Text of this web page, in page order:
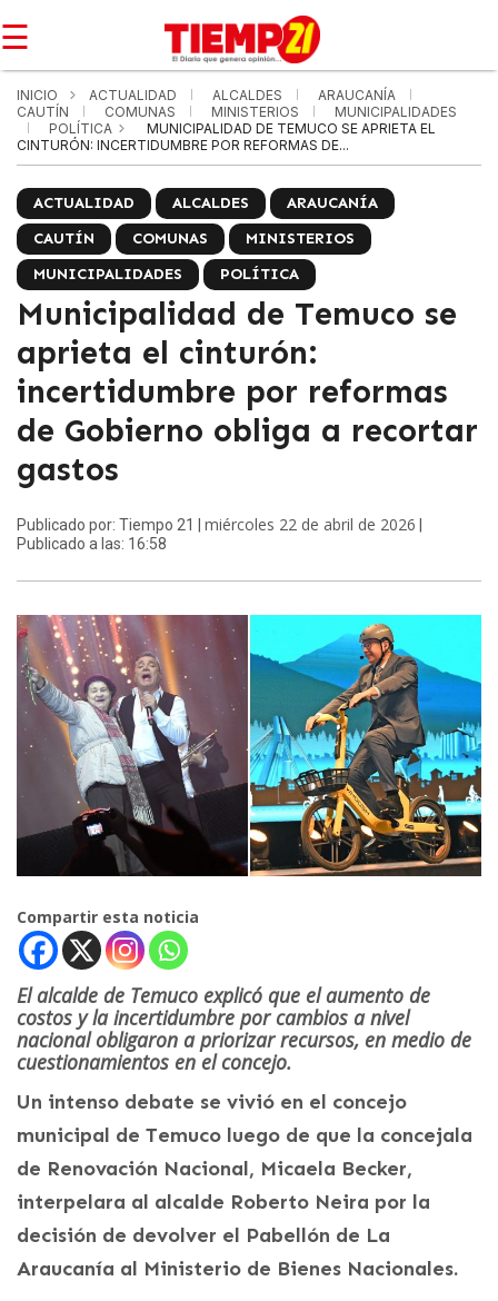
☰
INICIO ACTUALIDAD ALCALDES
ARAUCANÍA
CAUTÍN
COMUNAS MINISTERIOS
MUNICIPALIDADES
POLÍTICA
MUNICIPALIDAD DE TEMUCO SE APRIETA EL
CINTURÓN: INCERTIDUMBRE POR REFORMAS DE...
ACTUALIDAD ALCALDES
ARAUCANÍA
CAUTÍN
COMUNAS
MINISTERIOS
MUNICIPALIDADES
POLÍTICA
Municipalidad de Temuco se
aprieta el cinturón:
incertidumbre por reformas
de Gobierno obliga a recortar
gastos
Publicado por: Tiempo 21 | miércoles 22 de abril de 2026
Publicado a las: 16:58
Compartir esta noticia
El alcalde de Temuco explicó que el aumento de
costos y la incertidumbre por cambios a nivel
nacional obligaron a priorizar recursos, en medio de
cuestionamientos en el concejo.
Un intenso debate se vivió en el concejo
municipal de Temuco luego de que la concejala
de Renovación Nacional, Micaela Becker,
interpelara al alcalde Roberto Neira por la
decisión de devolver el Pabellón de La
Araucanía al Ministerio de Bienes Nacionales.